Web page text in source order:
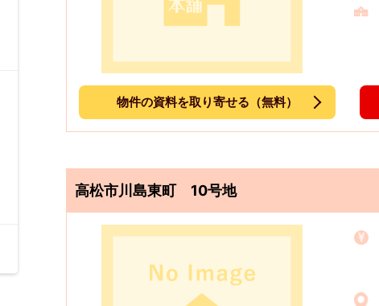
物件の資料を取り寄せる（無料）
高松市川島東町 10号地